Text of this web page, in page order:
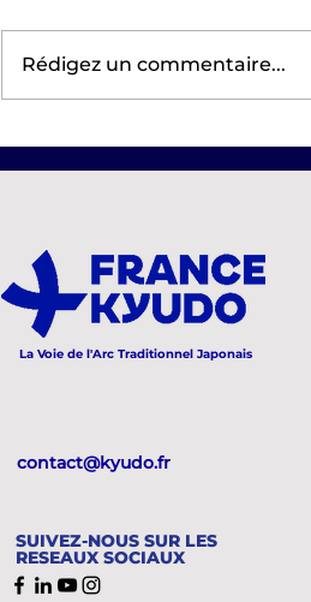
Tournoi Jeune à distance
Rédigez un commentaire...
La Voie de l'Arc Traditionnel Japonais
contact@kyudo.fr
SUIVEZ-NOUS SUR LES
RESEAUX SOCIAUX